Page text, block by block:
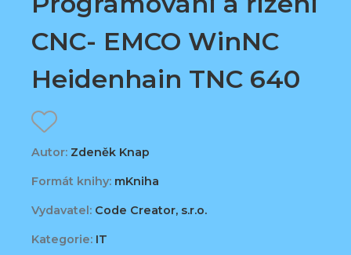
CNC- EMCO WinNC
Heidenhain TNC 640
Autor: Zdeněk Knap
Formát knihy: mKniha
Vydavatel: Code Creator, s.r.o.
Kategorie: IT